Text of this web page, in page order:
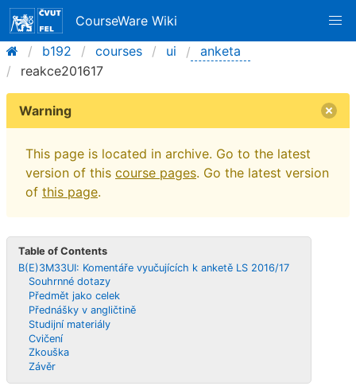
CourseWare Wiki
b192
courses ui
anketa
reakce201617
Warning
This page is located in archive. Go to the latest
version of this course pages. Go the latest version
of this page.
Table of Contents
B(E)3M33UI: Komentáře vyučujících k anketě LS 2016/17
Souhrnné dotazy
Předmět jako celek
Přednášky v angličtině
Studijní materiály
Cvičení
Zkouška
Závěr